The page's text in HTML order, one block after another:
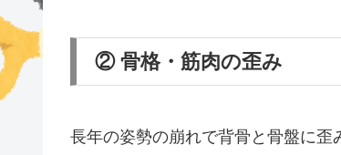
② 骨格・筋肉の歪み
長年の姿勢の崩れで背骨と骨盤に